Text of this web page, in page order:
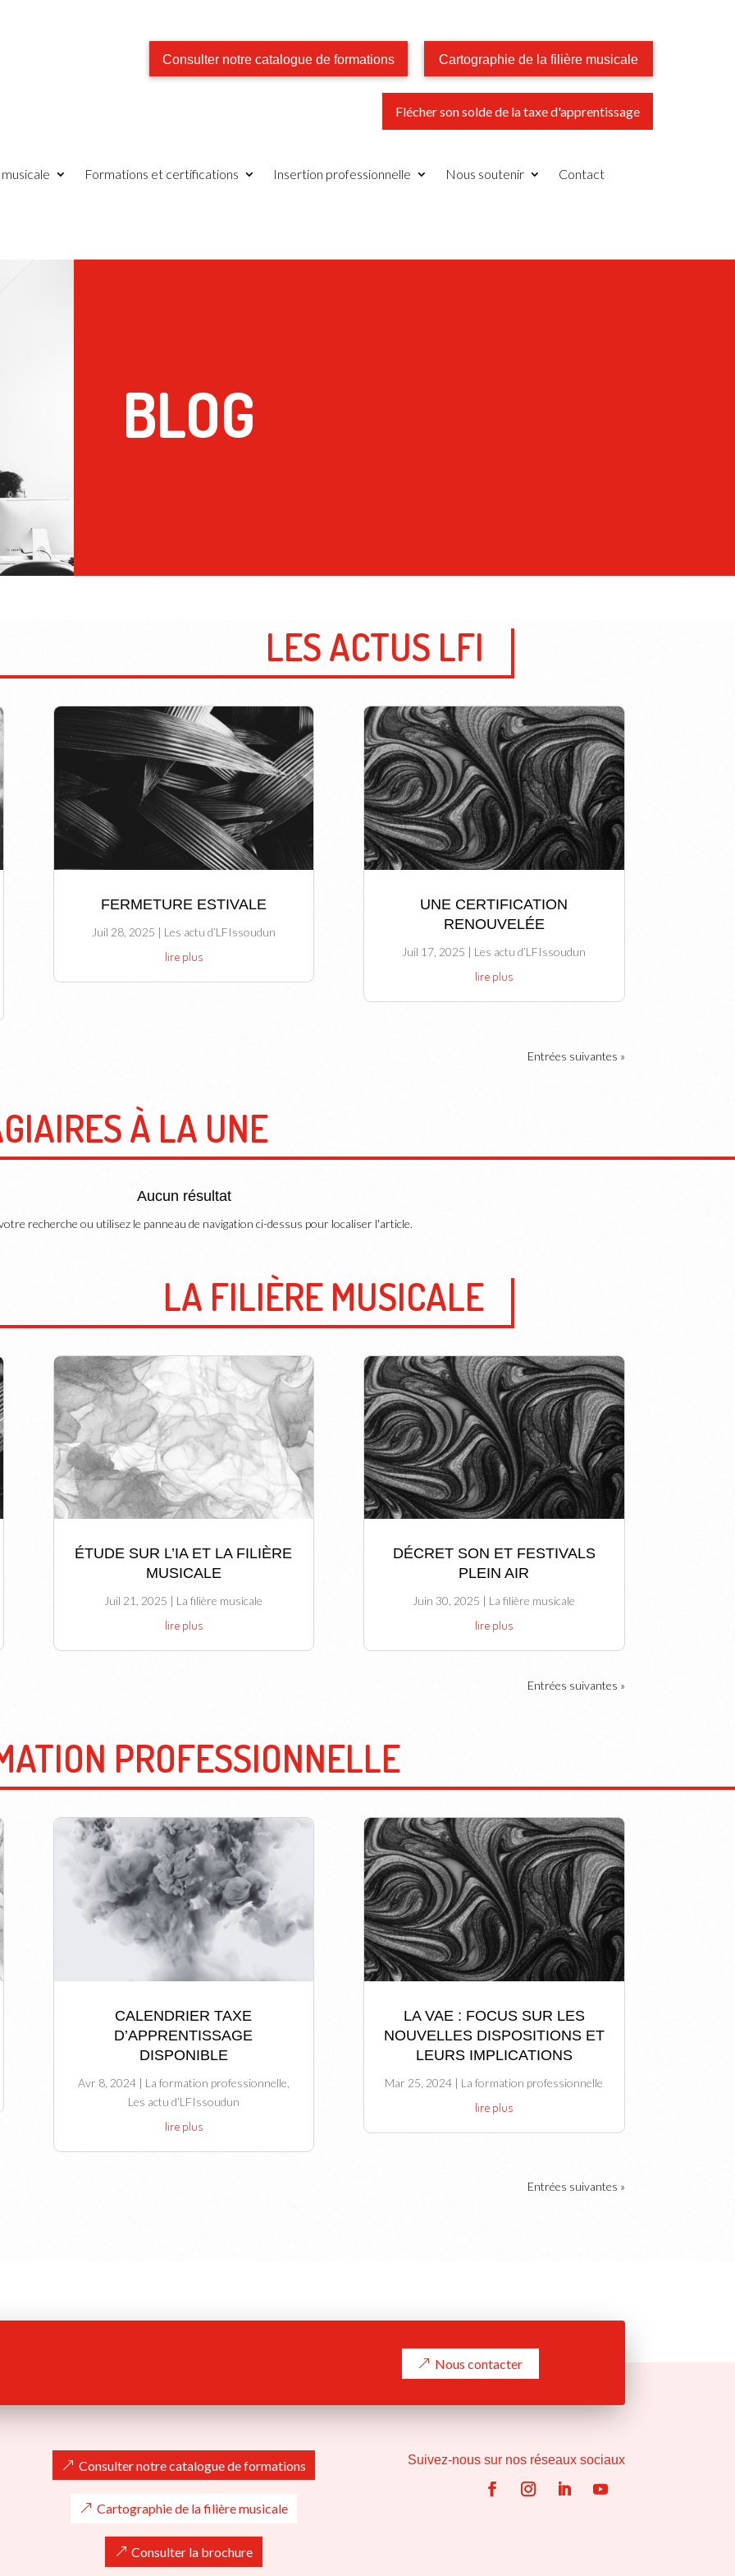
Consulter notre catalogue de formations Cartographie de la filière musicale
Flécher son solde de la taxe d'apprentissage
Formations et certifications Insertion professionnelle Nous soutenir Contact
BLOG
LES ACTUS LFI
FERMETURE ESTIVALE
Juil 28, 2025 | Les actu d’LFIssoudun
lire plus
UNE CERTIFICATION
RENOUVELÉE
Juil 17, 2025 | Les actu d’LFIssoudun
lire plus
Entrées suivantes »
À LA UNE
Aucun résultat
recherche ou utilisez le panneau de navigation ci-dessus pour localiser l'article.
LA FILIÈRE MUSICALE
ÉTUDE SUR L’IA ET LA FILIÈRE
MUSICALE
Juil 21, 2025 La filière musicale
lire plus
DÉCRET SON ET FESTIVALS
PLEIN AIR
Juin 30, 2025 La filière musicale
lire plus
Entrées suivantes »
PROFESSIONNELLE
CALENDRIER TAXE
D’APPRENTISSAGE
DISPONIBLE
Avr 8, 2024| La formation professionnelle
Les actu d’LFIssoudun
lire plus
LA VAE : FOCUS SUR LES
NOUVELLES DISPOSITIONS ET
LEURS IMPLICATIONS
Mar 25, 2024 | La formation professionnelle
lire plus
Entrées suivantes »
Nous contacter
Consulter notre catalogue de formations
Cartographie de la filière musicale
Consulter la brochure
Suivez-nous sur nos réseaux sociaux